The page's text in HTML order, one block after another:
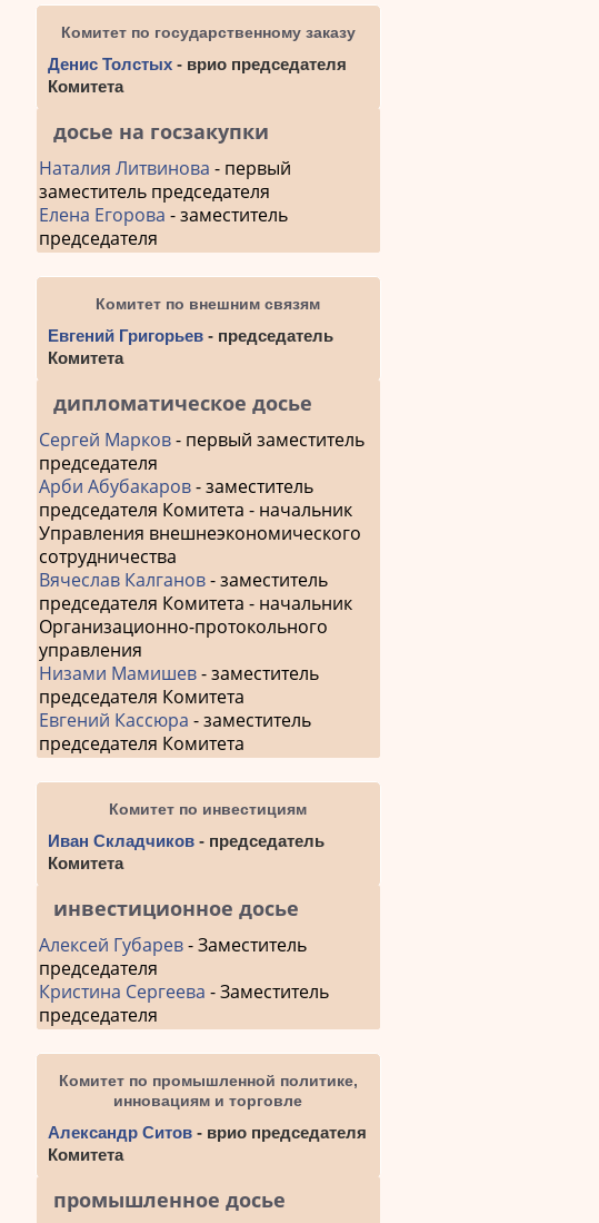
Комитет по государственному заказу
Денис Толстых - врио председателя
Комитета
досье на госзакупки
Наталия Литвинова - первый
заместитель председателя
Елена Егорова - заместитель
председателя
Комитет по внешним связям
Евгений Григорьев - председатель
Комитета
дипломатическое досье
Сергей Марков- первый заместитель
председателя
Арби Абубакаров- заместитель
председателя Комитета - начальник
Управления внешнеэкономического
сотрудничества
Вячеслав Калганов- заместитель
председателя Комитета - начальник
Организационно-протокольного
управления
Низами Мамишев- заместитель
председателя Комитета
Евгений Кассюра - заместитель
председателя Комитета
Комитет по инвестициям
Иван Складчиков - председатель
Комитета
инвестиционное досье
Алексей Губарев- Заместитель
председателя
Кристина Сергеева - Заместитель
председателя
Комитет по промышленной политике,
инновациям и торговле
Александр Ситов - врио председателя
Комитета
промышленное досье